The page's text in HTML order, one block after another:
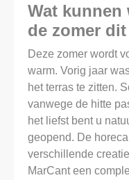
Wat kunnen
de zomer
Deze zomer wordt
warm. Vorig jaar
het terras te zitten.
vanwege de hitte
het liefst bent u
geopend. De
verschillende
MarCant een